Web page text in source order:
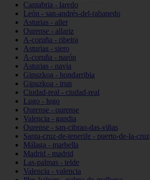
Cantabria - laredo
León - san-andrés-del-rabanedo
Asturias - aller
Ourense - allariz
A-coruña - ribeira
Asturias - siero
A-coruña - narón
Asturias - navia
Gipuzkoa - hondarribia
Gipuzkoa - irun
Ciudad-real - ciudad-real
Lugo - lugo
Ourense - ourense
Valencia - gandia
Ourense - san-cibrao-das-viñas
Santa-cruz-de-tenerife - puerto-de-la-cruz
Málaga - marbella
Madrid - madrid
Las-palmas - telde
Valencia - valencia